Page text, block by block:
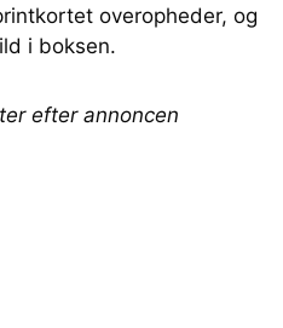
overopheder, og
i boksen.
efter annoncen